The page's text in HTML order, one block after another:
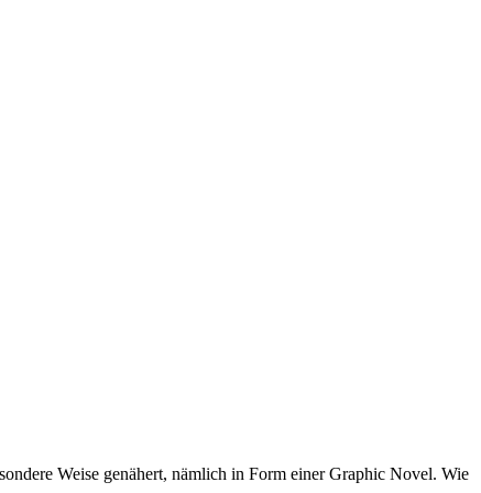
Weise genähert, nämlich in Form einer Graphic Novel. Wie